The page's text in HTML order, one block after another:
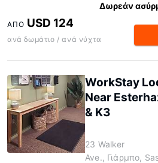
Δωρεάν
ΑΠΌ USD 124
ανά δωμάτιο / ανά νύχτα
WorkStay
Near
& K3
23 Walker
Ave., Γιάρμπο,